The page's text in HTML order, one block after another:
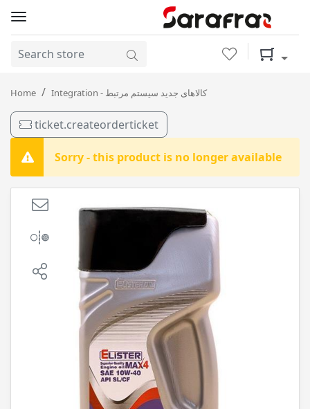
Wishlist
Home Integration - کالاهای جدید سیستم مرتبط
MAX4 10-40 SL 1L الیستر / 12
ticket.createorderticket
Sorry - this product is no longer available